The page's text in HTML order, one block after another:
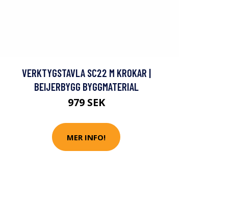
VERKTYGSTAVLA SC22 M KROKAR |
BEIJERBYGG BYGGMATERIAL
979 SEK
MER INFO!